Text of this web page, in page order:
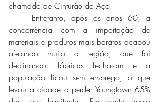
chamado de Cinturão do Aço.
concorrência com a importação de
materiais e produtos mais baratos acabou
afetando muito a região, que foi
declinando: fábricas fecharam e a
população ficou sem emprego, o que
levou a cidade a perder Youngtown 65%